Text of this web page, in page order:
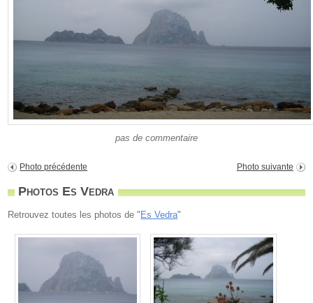
pas de commentaire
Photo précédente Photo suivante
Photos Es Vedra
Retrouvez toutes les photos de " Es Vedra"